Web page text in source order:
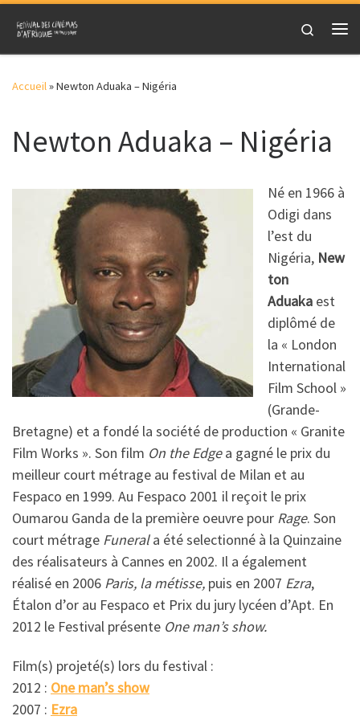
Skip to content
Search
Accueil»Newton Aduaka – Nigéria
Newton Aduaka – Nigéria
Né en 1966 à
Odigi dans
l’est du
Nigéria, New
ton
Aduaka est
diplômé de
la « London
International
Film School »
(Grande-
Bretagne) et a fondé la société de production « Granite
Film Works ». Son film On the Edgea gagné le prix du
meilleur court métrage au festival de Milan et au
Fespaco en 1999. Au Fespaco 2001 il reçoit le prix
Oumarou Ganda de la première oeuvre pour Rage. Son
court métrage Funerala été selectionné à la Quinzaine
des réalisateurs à Cannes en 2002. Il a également
réalisé en 2006 Paris, la métisse, puis en 2007 Ezra,
Étalon d’or au Fespaco et Prix du jury lycéen d’Apt. En
2012 le Festival présente One man’s show.
Film(s) projeté(s) lors du festival :
2012 : One man’s show
2007 : Ezra